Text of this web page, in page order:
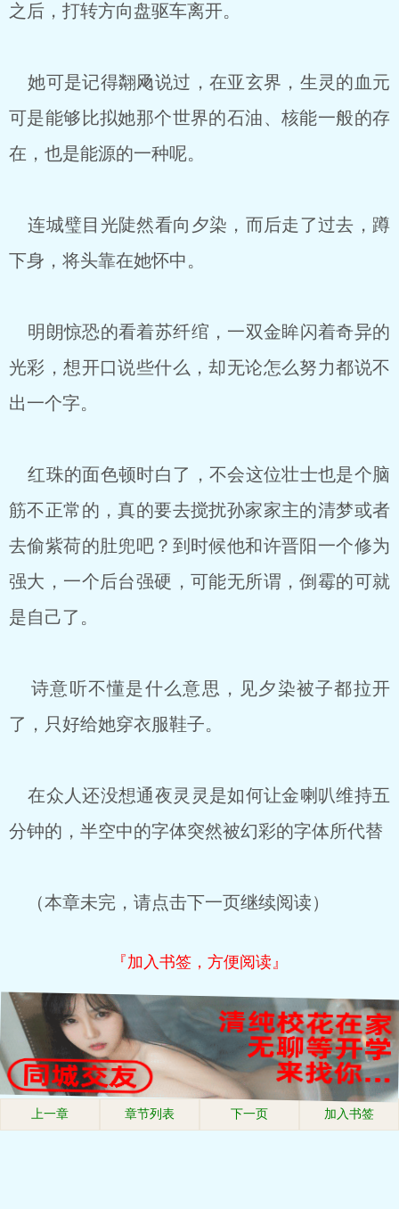
之后，打转方向盘驱车离开。
她可是记得翷飏说过，在亚玄界，生灵的血元
可是能够比拟她那个世界的石油、核能一般的存
在，也是能源的一种呢。
连城璧目光陡然看向夕染，而后走了过去，蹲
下身，将头靠在她怀中。
明朗惊恐的看着苏纤绾，一双金眸闪着奇异的
光彩，想开口说些什么，却无论怎么努力都说不
出一个字。
红珠的面色顿时白了，不会这位壮士也是个脑
筋不正常的，真的要去搅扰孙家家主的清梦或者
去偷紫荷的肚兜吧？到时候他和许晋阳一个修为
强大，一个后台强硬，可能无所谓，倒霉的可就
是自己了。
诗意听不懂是什么意思，见夕染被子都拉开
了，只好给她穿衣服鞋子。
在众人还没想通夜灵灵是如何让金喇叭维持五
分钟的，半空中的字体突然被幻彩的字体所代替
（本章未完，请点击下一页继续阅读）
『加入书签，方便阅读』
上一章 章节列表 下一页 加入书签